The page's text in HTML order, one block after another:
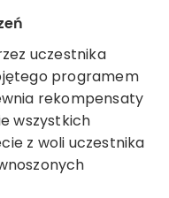
uczestnika
programem
rekompensaty
wszystkich
z woli uczestnika